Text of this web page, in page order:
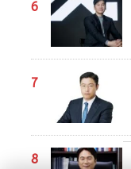
6
7
8